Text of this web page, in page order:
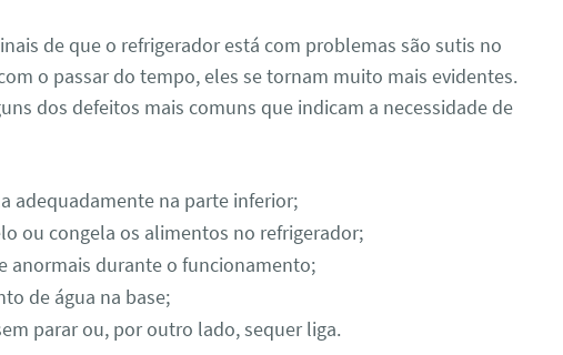
de que o refrigerador está com problemas são sutis no
o passar do tempo, eles se tornam muito mais evidentes.
dos defeitos mais comuns que indicam a necessidade de
adequadamente na parte inferior;
ou congela os alimentos no refrigerador;
anormais durante o funcionamento;
de água na base;
parar ou, por outro lado, sequer liga.